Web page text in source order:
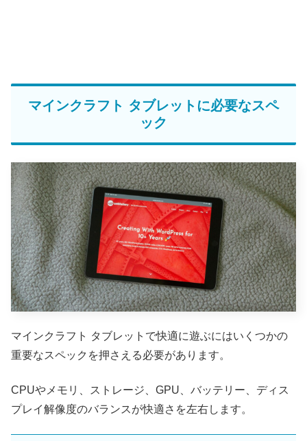
マインクラフト タブレットに必要なスペ
ック
マインクラフト タブレットで快適に遊ぶにはいくつかの
重要なスペックを押さえる必要があります。
CPUやメモリ、ストレージ、GPU、バッテリー、ディス
プレイ解像度のバランスが快適さを左右します。